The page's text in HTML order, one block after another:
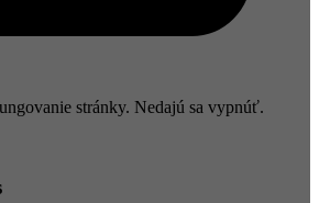
stránky. Nedajú sa vypnúť.